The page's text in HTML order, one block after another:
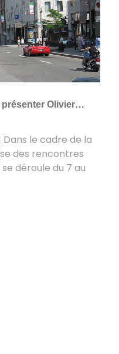
présenter Olivier…
Dans le cadre de la
des rencontres
déroule du 7 au